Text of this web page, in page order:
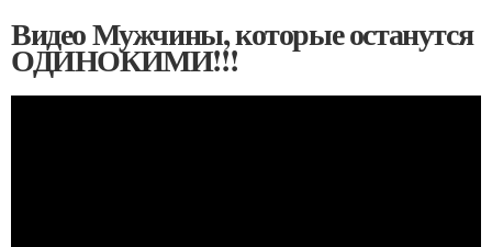
Видео Мужчины, которые останутся
ОДИНОКИМИ!!!